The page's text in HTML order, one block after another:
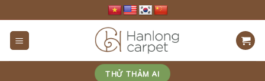
to
content
THỬ THẢM AI